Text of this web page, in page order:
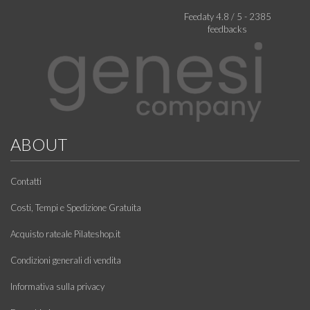
Feedaty4.8 / 5 - 2385
feedbacks
ABOUT
Contatti
Costi, Tempi e Spedizione Gratuita
Acquisto rateale Pilateshop.it
Condizioni generali di vendita
Informativa sulla privacy